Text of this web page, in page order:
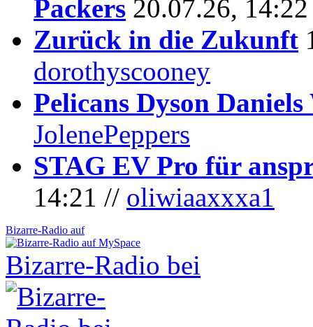
Packers 20.07.26,
Zurück in die Zukunft
dorothyscooney
Pelicans Dyson
JolenePeppers
STAG EV Pro für
14:21 // oliwiaaxxxa1
Bizarre-Radio auf
Bizarre-Radio bei